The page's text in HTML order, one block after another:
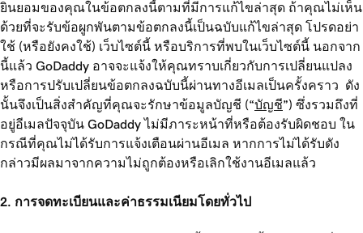
ยินยอมของคุณในข้อตกลงนี้ตามที่มีการแก้ไขล่าสุด ถ้าคุณไม่เห็น
ด้วยที่จะรับข้อผูกพันตามข้อตกลงนี้เป็นฉบับแก้ไขล่าสุด โปรดอย่า
ใช้ (หรือยังคงใช้) เว็บไซต์นี้ หรือบริการที่พบในเว็บไซต์นี้ นอกจาก
นี้แล้ว GoDaddy อาจจะแจ้งให้คุณทราบเกี่ยวกับการเปลี่ยนแปลง
หรือการปรับเปลี่ยนข้อตกลงฉบับนี้ผ่านทางอีเมลเป็นครั้งคราว ดัง
นั้นจึงเป็นสิ่งสำคัญที่คุณจะรักษาข้อมูลบัญชี (“บัญชี”) ซึ่งรวมถึงที่
อยู่อีเมลปัจจุบัน GoDaddy ไม่มีภาระหน้าที่หรือต้องรับผิดชอบ ใน
กรณีที่คุณไม่ได้รับการแจ้งเตือนผ่านอีเมล หากการไม่ได้รับดัง
กล่าวมีผลมาจากความไม่ถูกต้องหรือเลิกใช้งานอีเมลแล้ว
2. การจดทะเบียนและค่าธรรมเนียมโดยทั่วไป